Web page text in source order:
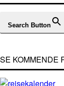
Search Button
SE KOMMENDE